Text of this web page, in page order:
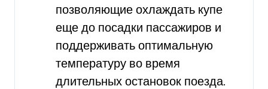
позволяющие охлаждать купе
еще до посадки пассажиров и
поддерживать оптимальную
температуру во время
длительных остановок поезда.